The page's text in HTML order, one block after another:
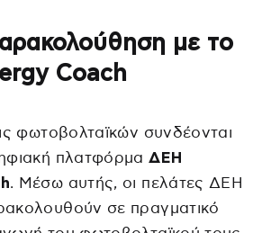
με το
Coach
φωτοβολταϊκών συνδέονται
πλατφόρμαΔΕΗ
. Μέσω αυτής, οι πελάτες ΔΕΗ
σε πραγματικό